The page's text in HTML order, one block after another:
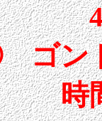
ン
時